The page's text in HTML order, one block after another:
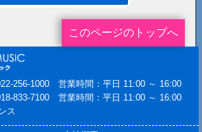
このページのトップへ
256-1000 営業時間：平日 11:00 ～ 16:00
833-7100 営業時間：平日 11:00 ～ 16:00
ス